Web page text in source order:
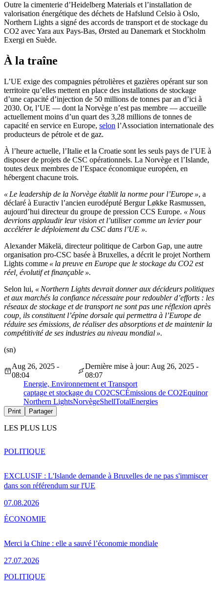
Outre la cimenterie d’Heidelberg Materials et l’installation de
valorisation énergétique des déchets de Hafslund Celsio à Oslo,
Northern Lights a signé des accords de transport et de stockage du
CO2 avec Yara aux Pays-Bas, Ørsted au Danemark et Stockholm
Exergi en Suède.
À la traîne
L’UE exige des compagnies pétrolières et gazières opérant sur son
territoire qu’elles mettent en place des installations de stockage
d’une capacité d’injection de 50 millions de tonnes par an d’ici à
2030. Or, l’UE — dont la Norvège n’est pas membre — accueille
actuellement moins d’un quart des 3,28 millions de tonnes de
capacité en service en Europe, selon l’Association internationale des
producteurs de pétrole et de gaz.
À l’heure actuelle, l’Italie et la Croatie sont les seuls pays de l’UE à
disposer de projets de CSC opérationnels. La Norvège et l’Islande,
toutes deux membres de l’Espace économique européen, en
hébergent chacune trois.
« Le leadership de la Norvège établit la norme pour l’Europe », a
déclaré à Euractiv l’ancien eurodéputé Bergur Løkke Rasmussen,
aujourd’hui directeur du groupe de pression CCS Europe. « Nous
devrions applaudir leur vision et l’utiliser comme un levier pour
accélérer le déploiement du CSC dans l’UE ».
Alexander Mäkelä, directeur politique de Carbon Gap, une autre
organisation pro-CSC basée à Bruxelles, a décrit le projet Northern
Lights comme « la preuve en Europe que le stockage du CO2 est
réel, évolutif et finançable ».
Selon lui, « Northern Lights devrait donner aux décideurs politiques
et aux marchés la confiance nécessaire pour redoubler d’efforts : les
réseaux de stockage et de transport ne sont pas une réflexion après
coup, ils constituent l’épine dorsale qui permettra à l’Europe de
réduire ses émissions, de réaliser des absorptions et de maintenir la
compétitivité de ses industries au niveau mondial ».
(sn)
Aug 26, 2025 -
08:04
Dernière mise à jour: Aug 26, 2025 -
08:07
Energie, Environnement et Transport
captage et stockage du CO2CSCÉmissions de CO2Equinor
Northern LightsNorvègeShellTotalEnergies
Print Partager
LES PLUS LUS
EXCLUSIF : L'Islande demande à Bruxelles de ne pas s'immiscer
dans son référendum sur l'UE
07.08.2026
POLITIQUE
Merci la Chine : elle a sauvé l’économie mondiale
27.07.2026
ÉCONOMIE
POLITIQUE